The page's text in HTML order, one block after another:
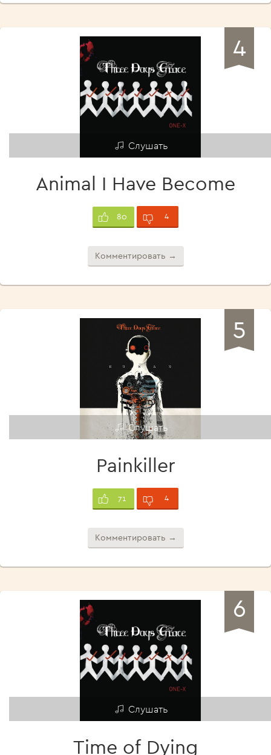
4
Слушать
Animal I Have Become
80 4
Комментировать →
5
Слушать
Painkiller
71 4
Комментировать →
6
Слушать
Time of Dying